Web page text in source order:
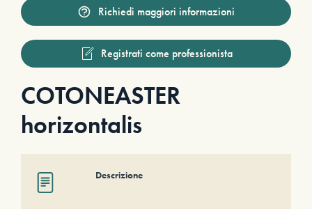
Richiedi maggiori informazioni
Registrati come professionista
COTONEASTER
horizontalis
Descrizione